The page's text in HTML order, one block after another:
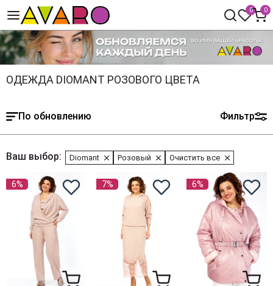
0 0
ОДЕЖДА DIOMANT РОЗОВОГО ЦВЕТА
По обновлению Фильтр
Ваш выбор: Diomant Розовый Очистить все
6% 7% 6%